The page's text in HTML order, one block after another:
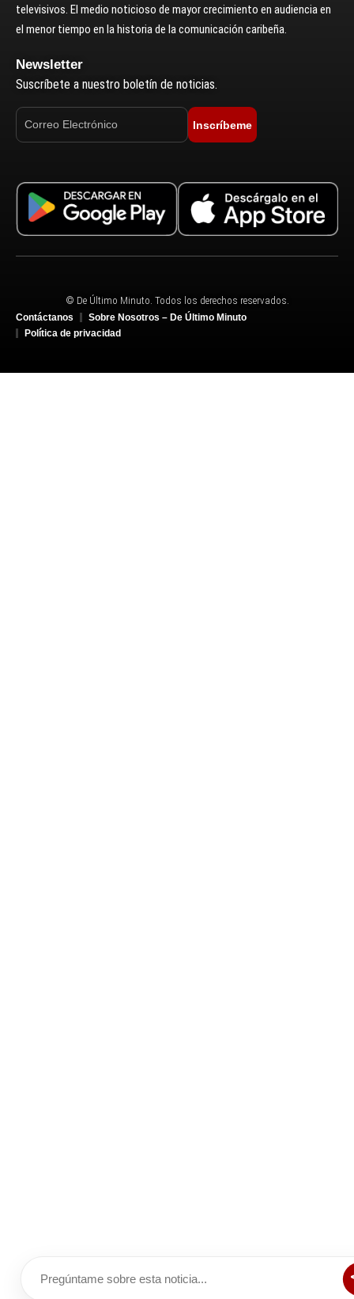
televisivos. El medio noticioso de mayor crecimiento en audiencia en
el menor tiempo en la historia de la comunicación caribeña.
Newsletter
Suscríbete a nuestro boletín de noticias.
Inscríbeme
© De Último Minuto. Todos los derechos reservados.
Contáctanos
Sobre Nosotros – De Último Minuto
Política de privacidad